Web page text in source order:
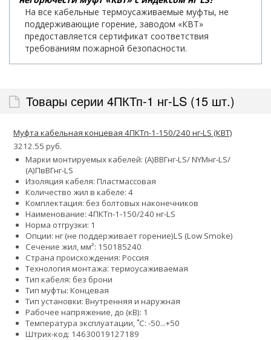
На все кабельные термоусаживаемые муфты, не
поддерживающие горение, заводом «КВТ»
предоставляется сертификат соответствия
требованиям пожарной безопасности.
Товары серии 4ПКТп-1 нг-LS (15 шт.)
Муфта кабельная концевая 4ПКТп-1-150/240 нг-LS (КВТ)
3212.55 руб.
Марки монтируемых кабелей: (А)ВВГнг-LS/ NYMнг-LS/
(А)ПвВГнг-LS
Изоляция кабеля: Пластмассовая
Количество жил в кабеле: 4
Комплектация: без болтовых наконечников
Наименование: 4ПКТп-1-150/240 нг-LS
Норма отгрузки: 1
Опции: нг (не поддерживает горение)LS (Low Smoke)
Сечение жил, мм²: 150185240
Страна происхождения: Россия
Технология монтажа: термоусаживаемая
Тип кабеля: без брони
Тип муфты: Концевая
Тип установки: Внутренняя и наружная
Рабочее напряжение, до (кВ): 1
Температура эксплуатации, ˚С: -50...+50
Штрих-код: 14630019127189